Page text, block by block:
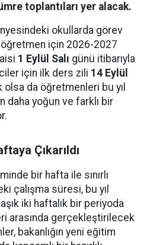
toplantıları yer alacak.
okullarda görev
öğretmen için 2026-2027
1 Eylül Salı günü itibarıyla
için ilk ders zili 14 Eylül
da öğretmenleri bu yıl
yoğun ve farklı bir
Çıkarıldı
bir hafta ile sınırlı
çalışma süresi, bu yıl
iki haftalık bir periyoda
arasında gerçekleştirilecek
bakanlığın yeni eğitim